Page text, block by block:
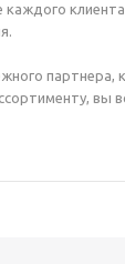
партнера,
вы